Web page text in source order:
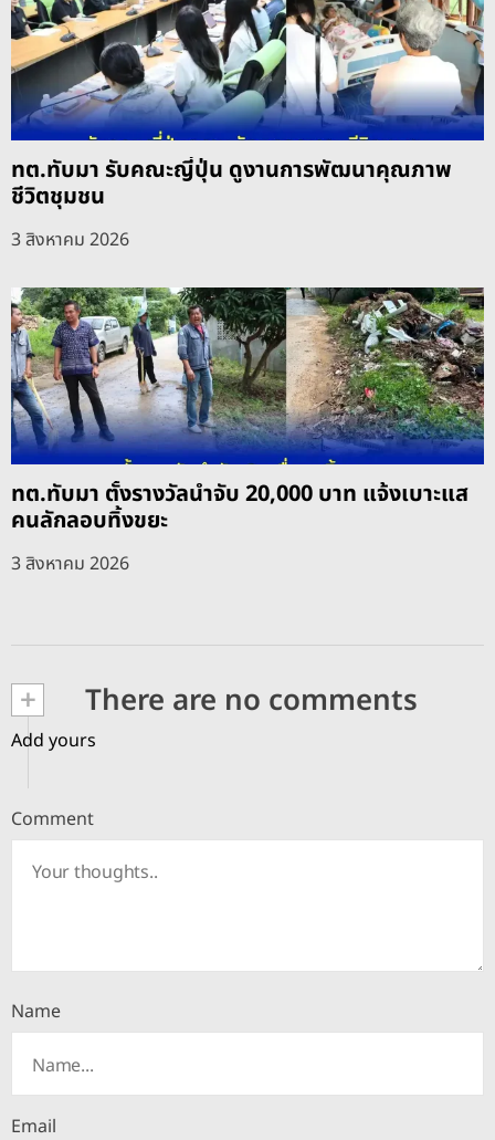
ทต.ทับมา รับคณะญี่ปุ่น ดูงานการพัฒนาคุณภาพ
ชีวิตชุมชน
3 สิงหาคม 2026
ทต.ทับมา ตั้งรางวัลนำจับ 20,000 บาท แจ้งเบาะแส
คนลักลอบทิ้งขยะ
3 สิงหาคม 2026
+ There are no comments
Add yours
Comment
Name
Email